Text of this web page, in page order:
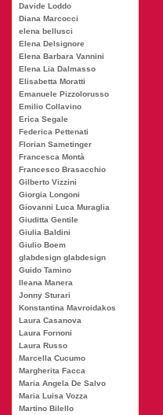
Davide Loddo
Diana Marcocci
elena bellusci
Elena Delsignore
Elena Barbara Vannini
Elena Lia Dalmasso
Elisabetta Moratti
Emanuele Pizzolorusso
Emilio Collavino
Erica Segale
Federica Pettenati
Florian Sametinger
Francesca Montà
Francesco Brasacchio
Gilberto Vizzini
Giorgia Longoni
Giovanni Luca Muraglia
Giuditta Gentile
Giulia Baldini
Giulio Boem
glabdesign glabdesign
Guido Tamino
Ileana Manera
Jonny Sturari
Konstantina Mavroidakos
Laura Casanova
Laura Fornoni
Laura Russo
Marcella Cucumo
Margherita Facca
Maria Angela De Salvo
Maria Luisa Vozza
Martino Bilello